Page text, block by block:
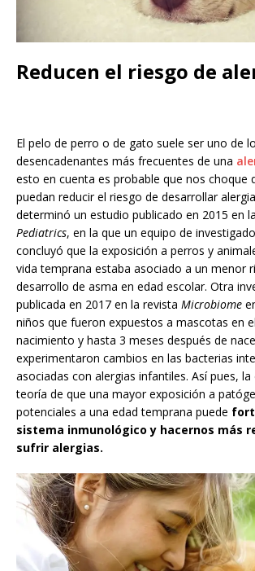
Reducen el riesgo de
El pelo de perro o de gato suele ser uno de
desencadenantes más frecuentes de una
esto en cuenta es probable que nos choque
puedan reducir el riesgo de desarrollar
determinó un estudio publicado en 2015 en
Pediatrics, en la que un equipo de
concluyó que la exposición a perros y
vida temprana estaba asociado a un menor
desarrollo de asma en edad escolar. Otra
publicada en 2017 en la revista Microbiome
niños que fueron expuestos a mascotas en
nacimiento y hasta 3 meses después de
experimentaron cambios en las bacterias
asociadas con alergias infantiles. Así pues, la
teoría de que una mayor exposición a
potenciales a una edad temprana puede
sistema inmunológico y hacernos más
sufrir alergias.